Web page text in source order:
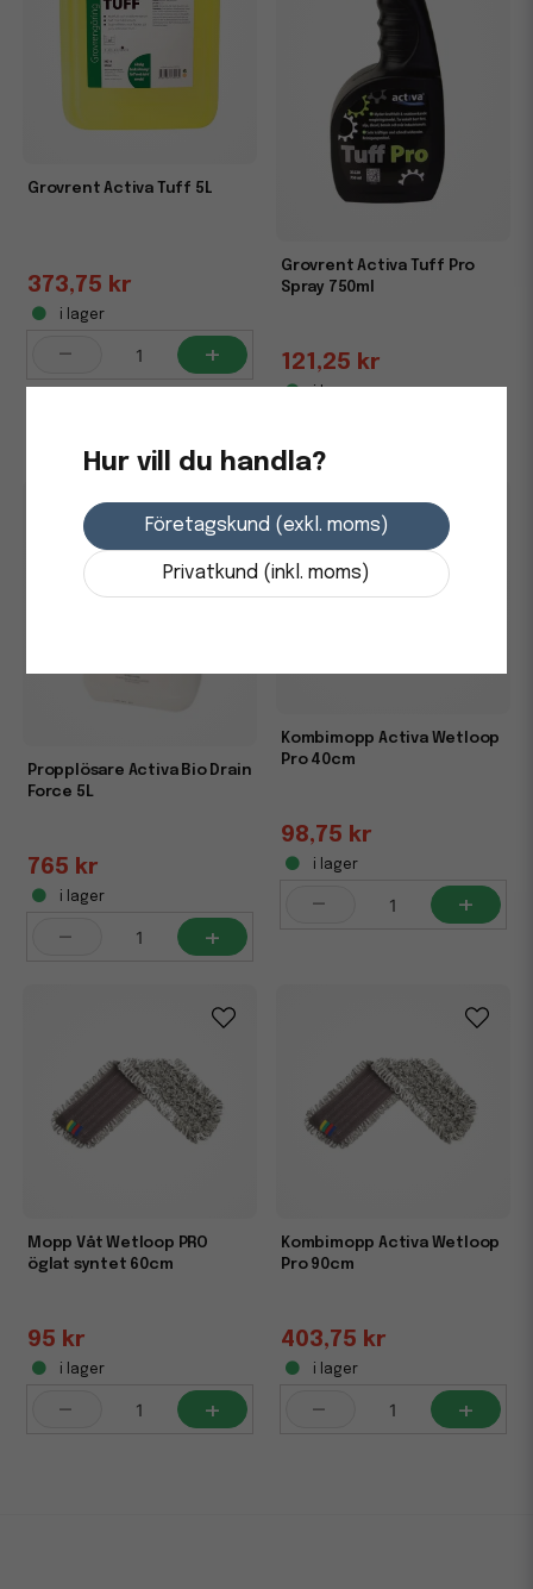
Grovrent Activa Tuff 5L
373,75 kr
i lager
- +
Grovrent Activa Tuff Pro
Spray 750ml
121,25 kr
Propplösare Activa Bio Drain
Force 5L
765 kr
i lager
- +
Kombimopp Activa Wetloop
Pro 40cm
98,75 kr
i lager
- +
Mopp Våt Wetloop PRO
öglat syntet 60cm
95 kr
i lager
- +
Kombimopp Activa Wetloop
Pro 90cm
403,75 kr
i lager
- +
Hur vill du handla?
Företagskund (exkl. moms)
Privatkund (inkl. moms)